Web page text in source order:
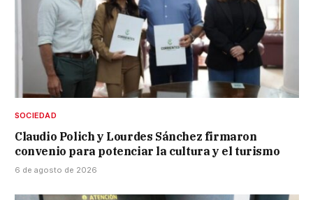
SOCIEDAD
Claudio Polich y Lourdes Sánchez firmaron
convenio para potenciar la cultura y el turismo
6 de agosto de 2026